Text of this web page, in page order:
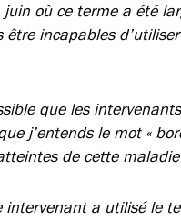
où ce terme a été
être incapables
que les
j’entends le mot «
de cette
intervenant a utilisé le